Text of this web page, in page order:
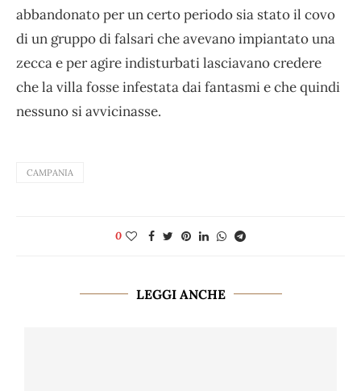
abbandonato per un certo periodo sia stato il covo
di un gruppo di falsari che avevano impiantato una
zecca e per agire indisturbati lasciavano credere
che la villa fosse infestata dai fantasmi e che quindi
nessuno si avvicinasse.
CAMPANIA
0
LEGGI ANCHE